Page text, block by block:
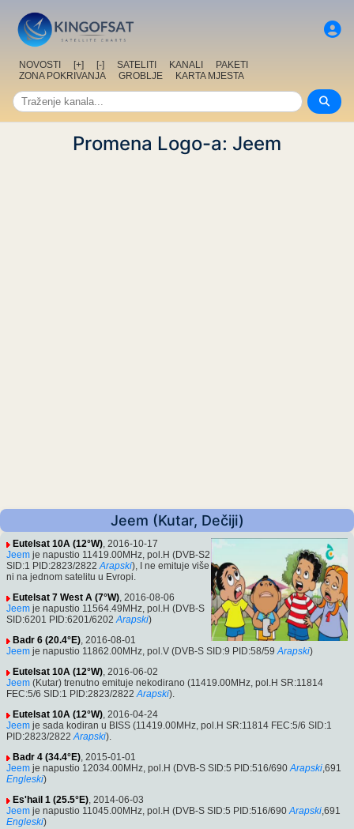
NOVOSTI [+] [-] SATELITI KANALI
PAKETI
ZONA POKRIVANJA
GROBLJE KARTA MJESTA
Promena Logo-a: Jeem
Jeem (Kutar, Dečiji)
Eutelsat 10A (12°W), 2016-10-17
Jeem je napustio 11419.00MHz, pol.H (DVB-S2
SID:1 PID:2823/2822 Arapski), I ne emituje više
ni na jednom satelitu u Evropi.
Eutelsat 7 West A (7°W), 2016-08-06
Jeem je napustio 11564.49MHz, pol.H (DVB-S
SID:6201 PID:6201/6202 Arapski)
Badr 6 (20.4°E), 2016-08-01
Jeem je napustio 11862.00MHz, pol.V (DVB-S SID:9 PID:58/59 Arapski)
Eutelsat 10A (12°W), 2016-06-02
Jeem (Kutar) trenutno emituje nekodirano (11419.00MHz, pol.H SR:11814
FEC:5/6 SID:1 PID:2823/2822 Arapski).
Eutelsat 10A (12°W), 2016-04-24
Jeem je sada kodiran u BISS (11419.00MHz, pol.H SR:11814 FEC:5/6 SID:1
PID:2823/2822 Arapski).
Badr 4 (34.4°E), 2015-01-01
Jeem je napustio 12034.00MHz, pol.H (DVB-S SID:5 PID:516/690 Arapski,691
Engleski)
Es'hail 1 (25.5°E), 2014-06-03
Jeem je napustio 11045.00MHz, pol.H (DVB-S SID:5 PID:516/690 Arapski,691
Engleski)